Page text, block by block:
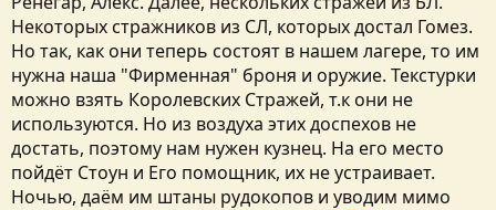
Некоторых стражников из СЛ, которых достал Гомез.
Но так, как они теперь состоят в нашем лагере, то им
нужна наша "Фирменная" броня и оружие. Текстурки
можно взять Королевских Стражей, т.к они не
используются. Но из воздуха этих доспехов не
достать, поэтому нам нужен кузнец. На его место
пойдёт Стоун и Его помощник, их не устраивает.
Ночью, даём им штаны рудокопов и уводим мимо